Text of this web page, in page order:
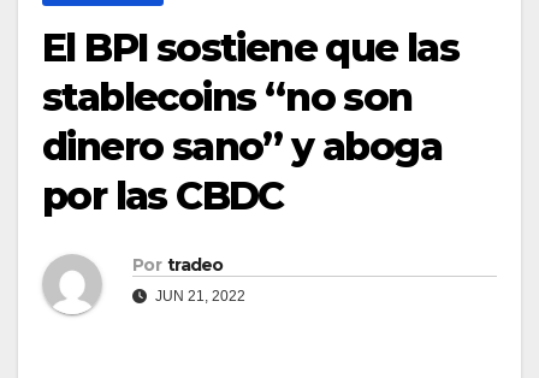
El BPI sostiene que las
stablecoins “no son
dinero sano” y aboga
por las CBDC
Por tradeo
JUN 21, 2022